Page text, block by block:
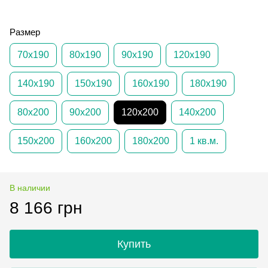
Размер
70х190 80х190 90х190 120х190
140х190 150х190 160х190 180х190
80х200 90х200 120х200 140х200
150х200 160х200 180х200 1 кв.м.
В наличии
8 166 грн
Купить